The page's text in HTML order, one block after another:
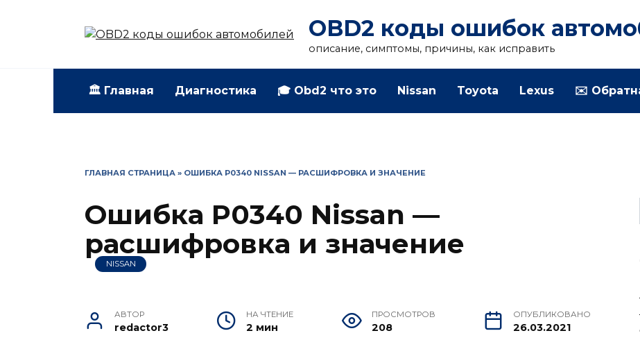
OBD2 коды ошибок
описание, симптомы, причины, как исправить
🏛️ Главная Диагностика 🎓 Obd2 что это Nissan Toyota Lexus ✉️
ГЛАВНАЯ СТРАНИЦА » ОШИБКА P0340 NISSAN — РАСШИФРОВКА И ЗНАЧЕНИЕ
Ошибка P0340 Nissan —
расшифровка и значение
NISSAN
АВТОР
redactor3
НА ЧТЕНИЕ
2 мин
ПРОСМОТРОВ
208
ОПУБЛИКОВАНО
26.03.2021